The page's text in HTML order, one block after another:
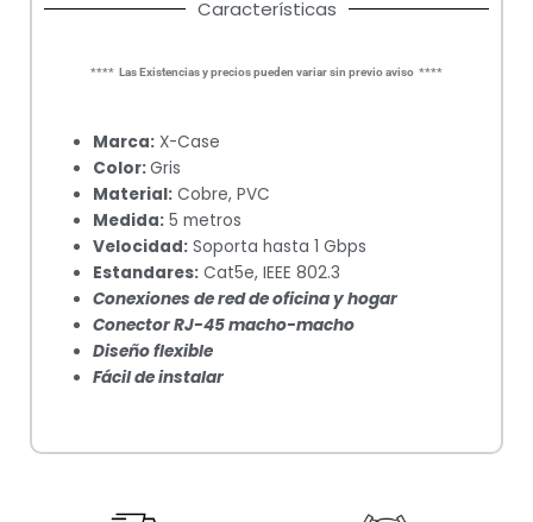
Características
**** Las Existencias y precios pueden variar sin previo aviso ****
Marca: X-Case
Color:Gris
Material: Cobre, PVC
Medida: 5 metros
Velocidad: Soporta hasta 1 Gbps
Estandares: Cat5e, IEEE 802.3
Conexiones de red de oficina y hogar
Conector RJ-45 macho-macho
Diseño flexible
Fácil de instalar